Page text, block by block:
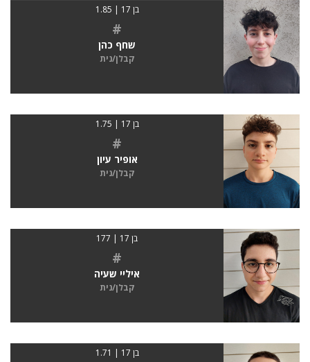
בן 17 | 1.85
#
שחף כהן
קבלן/נית
בן 17 | 1.75
#
אופיר עיון
קבלן/נית
בן 17 | 177
#
איליי שעיה
קבלן/נית
בן 17 | 1.71